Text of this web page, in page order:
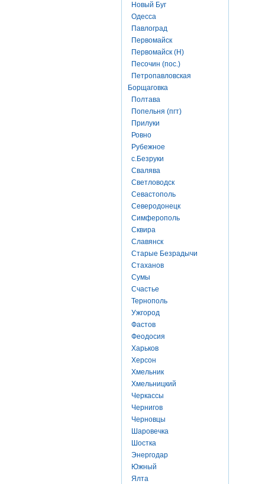
Новый Буг
Одесса
Павлоград
Первомайск
Первомайск (Н)
Песочин (пос.)
Петропавловская
Борщаговка
Полтава
Попельня (пгт)
Прилуки
Ровно
Рубежное
с.Безруки
Свалява
Светловодск
Севастополь
Северодонецк
Симферополь
Сквира
Славянск
Старые Безрадычи
Стаханов
Сумы
Счастье
Тернополь
Ужгород
Фастов
Феодосия
Харьков
Херсон
Хмельник
Хмельницкий
Черкассы
Чернигов
Черновцы
Шаровечка
Шостка
Энергодар
Южный
Ялта